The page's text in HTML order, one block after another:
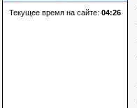
Текущее время на сайте: 04:26